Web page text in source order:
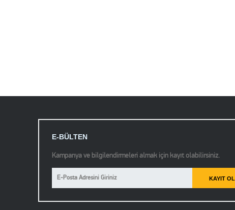
E-BÜLTEN
Kampanya ve bilgilendirmeleri almak için kayıt olabilirsiniz.
KAYIT OL